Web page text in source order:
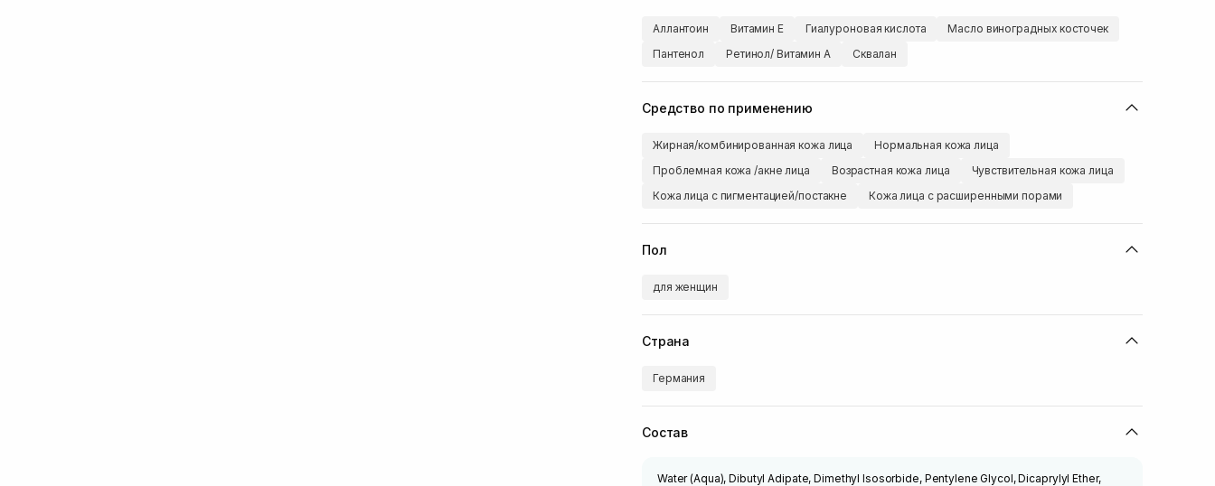
Аллантоин Витамин Е Гиалуроновая кислота
Масло виноградных косточек
Пантенол
Ретинол/ Витамин А Сквалан
Средство по применению
Жирная/комбинированная кожа лица
Нормальная кожа лица
Проблемная кожа /акне лица
Возрастная кожа лица
Чувствительная кожа лица
Кожа лица с пигментацией/постакне
Кожа лица с расширенными порами
Пол
для женщин
Страна
Германия
Состав
Water (Aqua), Dibutyl Adipate, Dimethyl Isosorbide, Pentylene Glycol, Dicaprylyl Ether,